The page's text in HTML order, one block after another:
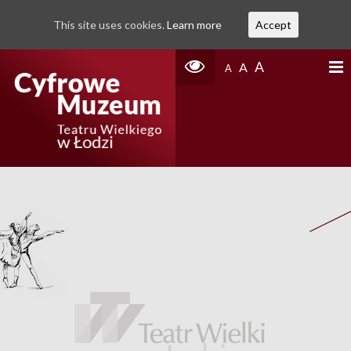
A A A
This site uses cookies. Learn more Accept